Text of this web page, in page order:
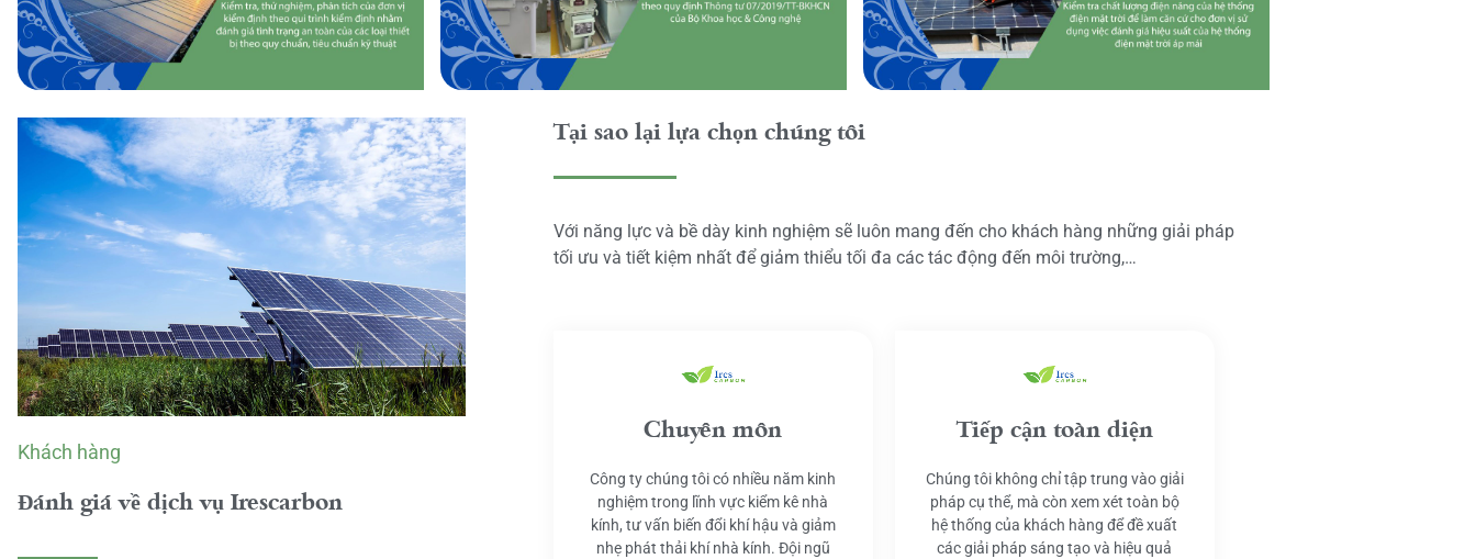
Khách hàng
Đánh giá về dịch vụ Irescarbon
Tại sao lại lựa chọn chúng tôi
Với năng lực và bề dày kinh nghiệm sẽ luôn mang đến cho khách hàng những giải pháp
tối ưu và tiết kiệm nhất để giảm thiểu tối đa các tác động đến môi trường,…
Chuyên môn
Công ty chúng tôi có nhiều năm kinh
nghiệm trong lĩnh vực kiểm kê nhà
kính, tư vấn biến đổi khí hậu và giảm
nhẹ phát thải khí nhà kính. Đội ngũ
Tiếp cận toàn diện
Chúng tôi không chỉ tập trung vào giải
pháp cụ thể, mà còn xem xét toàn bộ
hệ thống của khách hàng để đề xuất
các giải pháp sáng tạo và hiệu quả